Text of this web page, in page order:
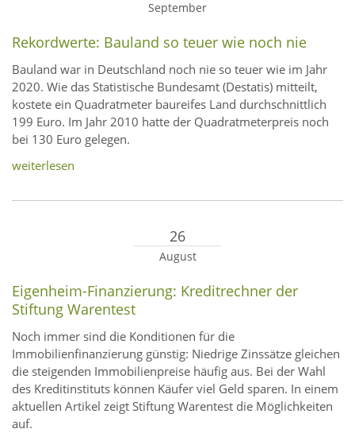
September
Rekordwerte: Bauland so teuer wie noch nie
Bauland war in Deutschland noch nie so teuer wie im Jahr
2020. Wie das Statistische Bundesamt (Destatis) mitteilt,
kostete ein Quadratmeter baureifes Land durchschnittlich
199 Euro. Im Jahr 2010 hatte der Quadratmeterpreis noch
bei 130 Euro gelegen.
weiterlesen
26
August
Eigenheim-Finanzierung: Kreditrechner der
Stiftung Warentest
Noch immer sind die Konditionen für die
Immobilienfinanzierung günstig: Niedrige Zinssätze gleichen
die steigenden Immobilienpreise häufig aus. Bei der Wahl
des Kreditinstituts können Käufer viel Geld sparen. In einem
aktuellen Artikel zeigt Stiftung Warentest die Möglichkeiten
auf.